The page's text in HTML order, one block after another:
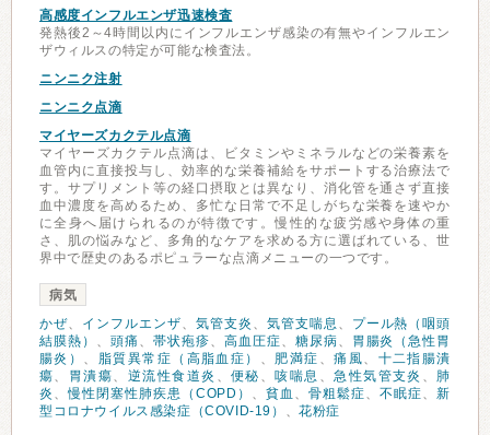
高感度インフルエンザ迅速検査
発熱後2～4時間以内にインフルエンザ感染の有無やインフルエン
ザウィルスの特定が可能な検査法。
ニンニク注射
ニンニク点滴
マイヤーズカクテル点滴
マイヤーズカクテル点滴は、ビタミンやミネラルなどの栄養素を
血管内に直接投与し、効率的な栄養補給をサポートする治療法で
す。サプリメント等の経口摂取とは異なり、消化管を通さず直接
血中濃度を高めるため、多忙な日常で不足しがちな栄養を速やか
に全身へ届けられるのが特徴です。慢性的な疲労感や身体の重
さ、肌の悩みなど、多角的なケアを求める方に選ばれている、世
界中で歴史のあるポピュラーな点滴メニューの一つです。
病気
かぜ、 インフルエンザ、 気管支炎 、 気管支喘息 、
プール熱（咽頭
結膜熱） 、 頭痛 、 帯状疱疹、 高血圧症、 糖尿病、
胃腸炎（急性胃
腸炎） 、 脂質異常症（高脂血症） 、 肥満症 、痛風、 十二指腸潰
瘍、 胃潰瘍、 逆流性食道炎 、 便秘 、咳喘息 、急性気管支炎 、 肺
炎 、慢性閉塞性肺疾患（COPD） 、貧血 、骨粗鬆症、不眠症、新
型コロナウイルス感染症（COVID-19） 、花粉症